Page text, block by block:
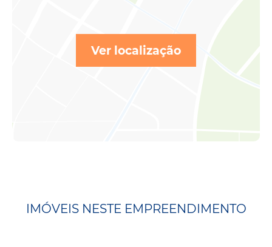
Ver localização
IMÓVEIS NESTE EMPREENDIMENTO